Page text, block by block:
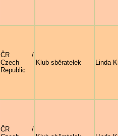
ČR /
Czech
Republic
Klub sběratelek Linda
ČR /